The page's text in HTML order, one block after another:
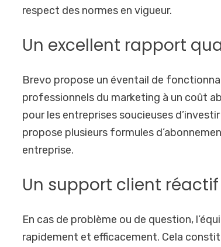
respect des normes en vigueur.
Un excellent rapport
Brevo propose un éventail de
professionnels du marketing à un coût
pour les entreprises soucieuses
propose plusieurs formules
entreprise.
Un support client
En cas de problème ou de question,
rapidement et efficacement. Cela